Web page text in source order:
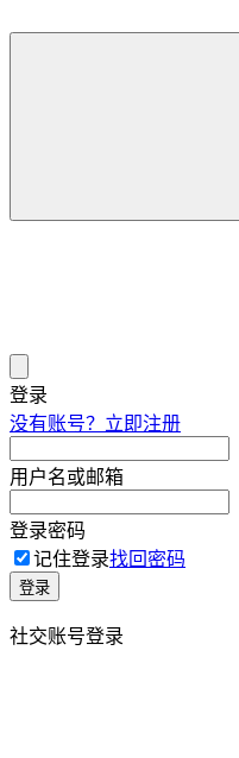
登录
没有账号？立即注册
用户名或邮箱
登录密码
记住登录找回密码
登录
社交账号登录